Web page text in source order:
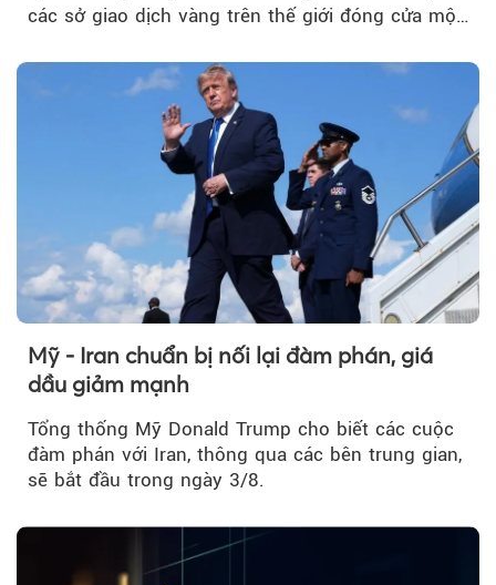
các sở giao dịch vàng trên thế giới đóng cửa một
Mỹ - Iran chuẩn bị nối lại đàm phán, giá
dầu giảm mạnh
Tổng thống Mỹ Donald Trump cho biết các cuộc
đàm phán với Iran, thông qua các bên trung gian,
sẽ bắt đầu trong ngày 3/8.